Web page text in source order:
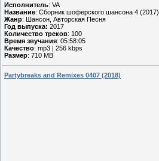
Исполнитель: VA
Название: Сборник шоферского шансона 4 (2017)
Жанр: Шансон, Авторская Песня
Год выпуска: 2017
Количество треков: 100
Время звучания: 05:58:05
Качество: mp3 | 256 kbps
Размер: 710 MB
Partybreaks and Remixes 0407 (2018)